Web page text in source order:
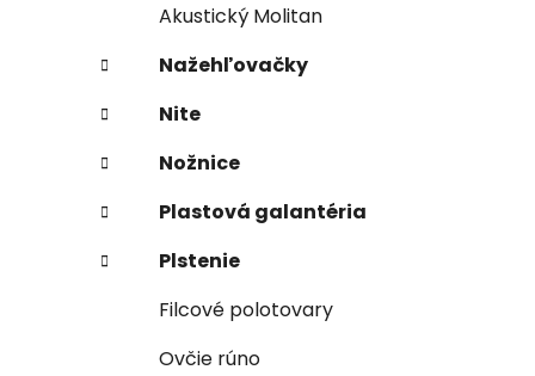
Akustický Molitan
Nažehľovačky
Nite
Nožnice
Plastová galantéria
Plstenie
Filcové polotovary
Ovčie rúno